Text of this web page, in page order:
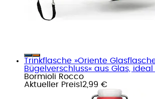
Trinkflasche »Oriente
Bügelverschluss« aus Glas, ideal
Bormioli Rocco
Aktueller Preis12,99 €